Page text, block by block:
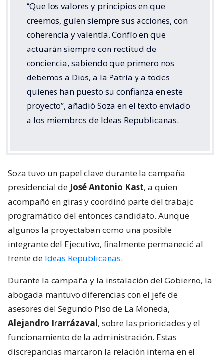
“Que los valores y principios en que
creemos, guíen siempre sus acciones, con
coherencia y valentía. Confío en que
actuarán siempre con rectitud de
conciencia, sabiendo que primero nos
debemos a Dios, a la Patria y a todos
quienes han puesto su confianza en este
proyecto”, añadió Soza en el texto enviado
a los miembros de Ideas Republicanas.
Soza tuvo un papel clave durante la campaña
presidencial de José Antonio Kast, a quien
acompañó en giras y coordinó parte del trabajo
programático del entonces candidato. Aunque
algunos la proyectaban como una posible
integrante del Ejecutivo, finalmente permaneció al
frente de Ideas Republicanas.
Durante la campaña y la instalación del Gobierno, la
abogada mantuvo diferencias con el jefe de
asesores del Segundo Piso de La Moneda,
Alejandro Irarrázaval, sobre las prioridades y el
funcionamiento de la administración. Estas
discrepancias marcaron la relación interna en el